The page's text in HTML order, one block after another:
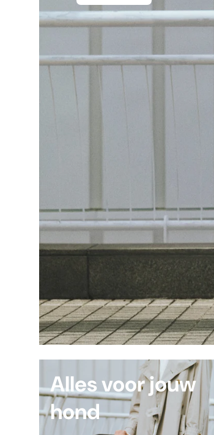
Alles voor jouw
hond